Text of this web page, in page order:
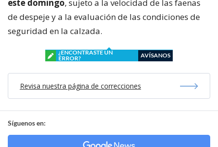
este domingo, sujeto a la velocidad de las faenas
de despeje y a la evaluación de las condiciones de
seguridad en la calzada.
¿ENCONTRASTE UN
ERROR?
AVÍSANOS
Revisa nuestra página de correcciones
Síguenos en: